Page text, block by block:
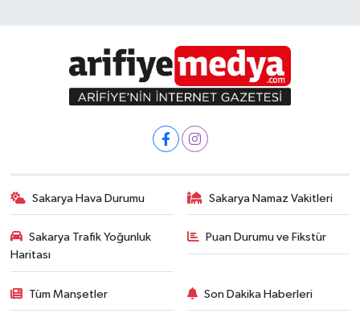
Sakarya Hava Durumu Sakarya Namaz Vakitleri
Sakarya Trafik Yoğunluk
Haritası
Puan Durumu ve Fikstür
Tüm Manşetler Son Dakika Haberleri